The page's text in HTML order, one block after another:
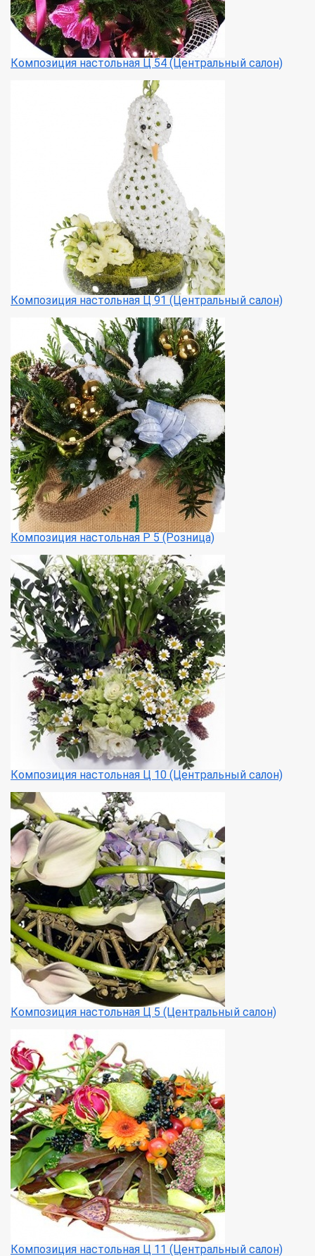
Композиция настольная Ц 54 (Центральный салон)
Композиция настольная Ц 91 (Центральный салон)
Композиция настольная Р 5 (Розница)
Композиция настольная Ц 10 (Центральный салон)
Композиция настольная Ц 5 (Центральный салон)
Композиция настольная Ц 11 (Центральный салон)